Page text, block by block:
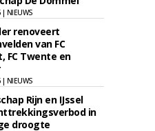
| NIEUWS
renoveert
van FC
FC Twente en
| NIEUWS
Rijn en IJssel
in
droogte